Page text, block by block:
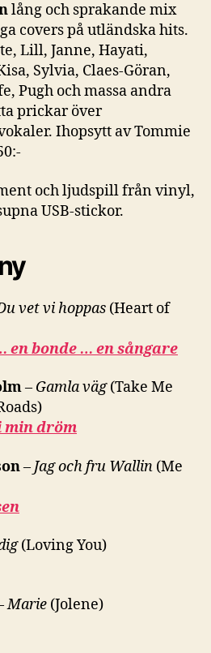
lång och sprakande mix
covers på utländska hits.
Lill, Janne, Hayati,
Sylvia, Claes-Göran,
Pugh och massa andra
prickar över
Ihopsytt av Tommie
och ljudspill från vinyl,
USB-stickor.
vet vi hoppas (Heart of
en bonde … en sångare
– Gamla väg(Take Me
min dröm
– Jag och fru Wallin (Me
(Loving You)
Marie (Jolene)